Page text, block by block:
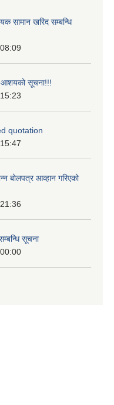
सामान खरिद सम्बन्धि
आशयको सूचना!!!
quotation
बोलपत्र आव्हान गरिएको
सूचना